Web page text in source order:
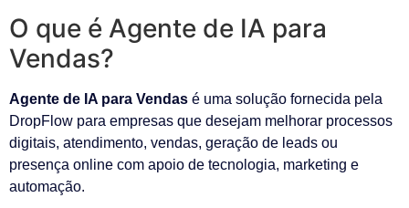
O que é Agente de IA para
Vendas?
Agente de IA para Vendas é uma solução fornecida pela
DropFlow para empresas que desejam melhorar processos
digitais, atendimento, vendas, geração de leads ou
presença online com apoio de tecnologia, marketing e
automação.